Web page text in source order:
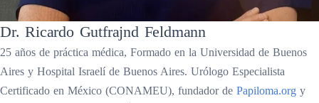
Dr. Ricardo Gutfrajnd Feldmann
25 años de práctica médica, Formado en la Universidad de Buenos
Aires y Hospital Israelí de Buenos Aires. Urólogo Especialista
Certificado en México (CONAMEU), fundador de Papiloma.org y